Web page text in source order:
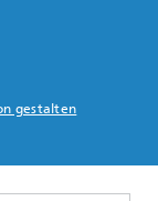
gestalten